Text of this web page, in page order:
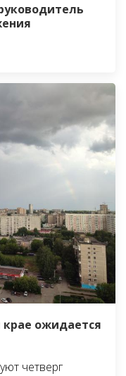
ожидается
четверг